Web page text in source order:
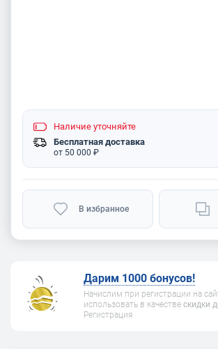
Наличие уточняйте
Бесплатная доставка
от 50 000 ₽
В избранное
Дарим 1000 бонусов!
Начислим при регистрации на
использовать в качестве скидки
Регистрация